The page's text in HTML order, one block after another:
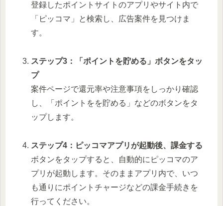
登録したポイントサイトのアプリやサイト内で
「ピッコマ」と検索し、広告案件を見つけま
す。
ステップ3：「ポイントを貯める」ボタンをタッ
プ
案件ページで還元率や注意事項をしっかり確認
し、「ポイントをを貯める」などのボタンをタ
ップします。
ステップ4：ピッコマアプリが起動後、課金する
ボタンをタップすると、自動的にピッコマのア
プリが起動します。そのままアプリ内で、いつ
も通りにポイントチャージなどの課金手続きを
行ってください。